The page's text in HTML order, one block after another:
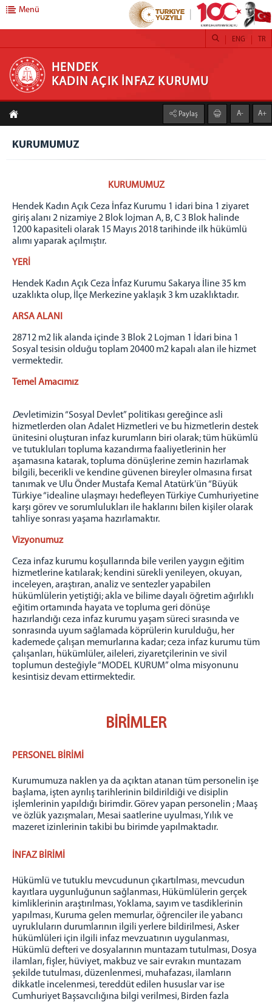
HENDEK KADIN AÇIK İNFAZ KURUMU
ANASAYFA
KURUMUMUZ
İŞ YURTLARI
TARIM FAALİYETLERİ SERACILIK
DERİ KEMER ÜRETİM ATÖLYESİ
KUAFÖR
TABLO RESİM ATÖLYESİ
TAKI TASARIM ATÖLYESİ
İLETİŞİM
Menü
HENDEK
KADIN AÇIK İNFAZ KURUMU
TR
ENG
Paylaş A- A+
KURUMUMUZ
KURUMUMUZ
Hendek Kadın Açık Ceza İnfaz Kurumu 1 idari bina 1 ziyaret
giriş alanı 2 nizamiye 2 Blok lojman A, B, C 3 Blok halinde
1200 kapasiteli olarak 15 Mayıs 2018 tarihinde ilk hükümlü
alımı yaparak açılmıştır.
YERİ
Hendek Kadın Açık Ceza İnfaz Kurumu Sakarya İline 35 km
uzaklıkta olup, İlçe Merkezine yaklaşık 3 km uzaklıktadır.
ARSA ALANI
28712 m2 lik alanda içinde 3 Blok 2 Lojman 1 İdari bina 1
Sosyal tesisin olduğu toplam 20400 m2 kapalı alan ile hizmet
vermektedir.
Temel Amacımız
Devletimizin “Sosyal Devlet” politikası gereğince asli
hizmetlerden olan Adalet Hizmetleri ve bu hizmetlerin destek
ünitesini oluşturan infaz kurumların biri olarak; tüm hükümlü
ve tutukluları topluma kazandırma faaliyetlerinin her
aşamasına katarak, topluma dönüşlerine zemin hazırlamak
bilgili, becerikli ve kendine güvenen bireyler olmasına fırsat
tanımak ve Ulu Önder Mustafa Kemal Atatürk’ün “Büyük
Türkiye “idealine ulaşmayı hedefleyen Türkiye Cumhuriyetine
karşı görev ve sorumlulukları ile haklarını bilen kişiler olarak
tahliye sonrası yaşama hazırlamaktır.
Vizyonumuz
Ceza infaz kurumu koşullarında bile verilen yaygın eğitim
hizmetlerine katılarak; kendini sürekli yenileyen, okuyan,
inceleyen, araştıran, analiz ve sentezler yapabilen
hükümlülerin yetiştiği; akla ve bilime dayalı öğretim ağırlıklı
eğitim ortamında hayata ve topluma geri dönüşe
hazırlandığı ceza infaz kurumu yaşam süreci sırasında ve
sonrasında uyum sağlamada köprülerin kurulduğu, her
kademede çalışan memurlarına kadar; ceza infaz kurumu tüm
çalışanları, hükümlüler, aileleri, ziyaretçilerinin ve sivil
toplumun desteğiyle “MODEL KURUM” olma misyonunu
kesintisiz devam ettirmektedir.
BİRİMLER
PERSONEL BİRİMİ
Kurumumuza naklen ya da açıktan atanan tüm personelin işe
başlama, işten ayrılış tarihlerinin bildirildiği ve disiplin
işlemlerinin yapıldığı birimdir. Görev yapan personelin ; Maaş
ve özlük yazışmaları, Mesai saatlerine uyulması, Yılık ve
mazeret izinlerinin takibi bu birimde yapılmaktadır.
İNFAZ BİRİMİ
Hükümlü ve tutuklu mevcudunun çıkartılması, mevcudun
kayıtlara uygunluğunun sağlanması, Hükümlülerin gerçek
kimliklerinin araştırılması, Yoklama, sayım ve tasdiklerinin
yapılması, Kuruma gelen memurlar, öğrenciler ile yabancı
uyrukluların durumlarının ilgili yerlere bildirilmesi, Asker
hükümlüleri için ilgili infaz mevzuatının uygulanması,
Hükümlü defteri ve dosyalarının muntazam tutulması, Dosya
ilamları, fişler, hüviyet, makbuz ve sair evrakın muntazam
şekilde tutulması, düzenlenmesi, muhafazası, ilamların
dikkatle incelenmesi, tereddüt edilen hususlar var ise
Cumhuriyet Başsavcılığına bilgi verilmesi, Birden fazla